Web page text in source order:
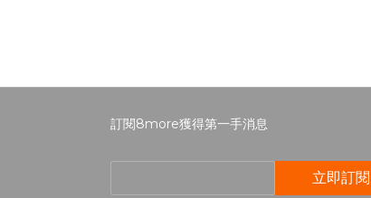
訂閱8more獲得第一手消息
立即訂閱